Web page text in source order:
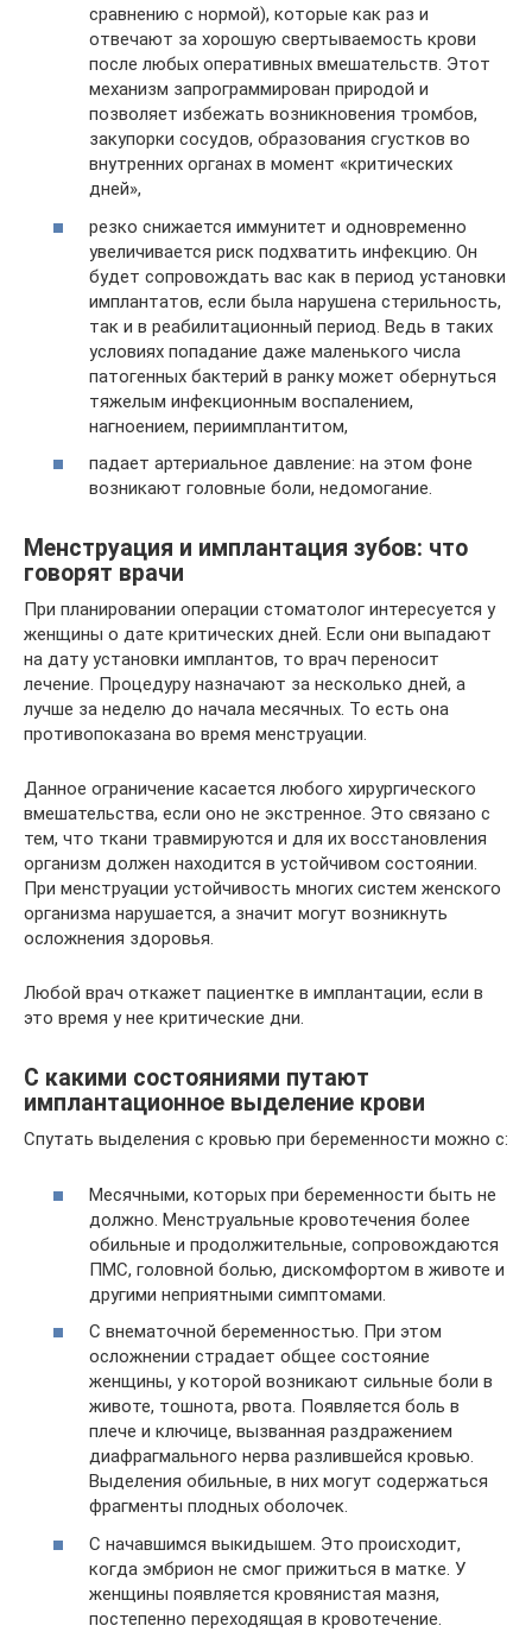
сравнению с нормой), которые как раз и
отвечают за хорошую свертываемость крови
после любых оперативных вмешательств. Этот
механизм запрограммирован природой и
позволяет избежать возникновения тромбов,
закупорки сосудов, образования сгустков во
внутренних органах в момент «критических
дней»,
резко снижается иммунитет и одновременно
увеличивается риск подхватить инфекцию. Он
будет сопровождать вас как в период установки
имплантатов, если была нарушена стерильность,
так и в реабилитационный период. Ведь в таких
условиях попадание даже маленького числа
патогенных бактерий в ранку может обернуться
тяжелым инфекционным воспалением,
нагноением, периимплантитом,
падает артериальное давление: на этом фоне
возникают головные боли, недомогание.
Менструация и имплантация зубов: что
говорят врачи
При планировании операции стоматолог интересуется у
женщины о дате критических дней. Если они выпадают
на дату установки имплантов, то врач переносит
лечение. Процедуру назначают за несколько дней, а
лучше за неделю до начала месячных. То есть она
противопоказана во время менструации.
Данное ограничение касается любого хирургического
вмешательства, если оно не экстренное. Это связано с
тем, что ткани травмируются и для их восстановления
организм должен находится в устойчивом состоянии.
При менструации устойчивость многих систем женского
организма нарушается, а значит могут возникнуть
осложнения здоровья.
Любой врач откажет пациентке в имплантации, если в
это время у нее критические дни.
С какими состояниями путают
имплантационное выделение крови
Спутать выделения с кровью при беременности можно с:
Месячными, которых при беременности быть не
должно. Менструальные кровотечения более
обильные и продолжительные, сопровождаются
ПМС, головной болью, дискомфортом в животе и
другими неприятными симптомами.
С внематочной беременностью. При этом
осложнении страдает общее состояние
женщины, у которой возникают сильные боли в
животе, тошнота, рвота. Появляется боль в
плече и ключице, вызванная раздражением
диафрагмального нерва разлившейся кровью.
Выделения обильные, в них могут содержаться
фрагменты плодных оболочек.
С начавшимся выкидышем. Это происходит,
когда эмбрион не смог прижиться в матке. У
женщины появляется кровянистая мазня,
постепенно переходящая в кровотечение.